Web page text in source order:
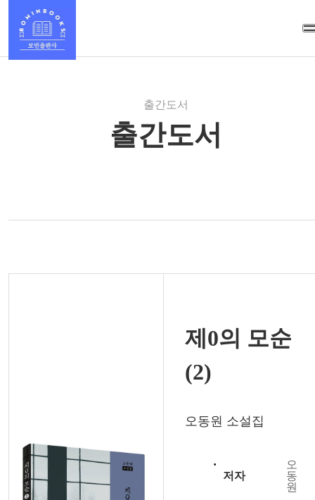
출간도서
출간도서
제0의 모순
(2)
오동원 소설집
저자
오
동
원